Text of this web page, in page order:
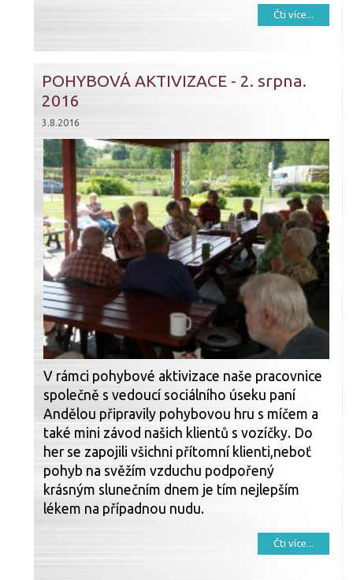
Čti více...
POHYBOVÁ AKTIVIZACE - 2. srpna.
2016
3.8.2016
V rámci pohybové aktivizace naše pracovnice
společně s vedoucí sociálního úseku paní
Andělou připravily pohybovou hru s míčem a
také mini závod našich klientů s vozíčky. Do
her se zapojili všichni přítomní klienti,neboť
pohyb na svěžím vzduchu podpořený
krásným slunečním dnem je tím nejlepším
lékem na případnou nudu.
Čti více...